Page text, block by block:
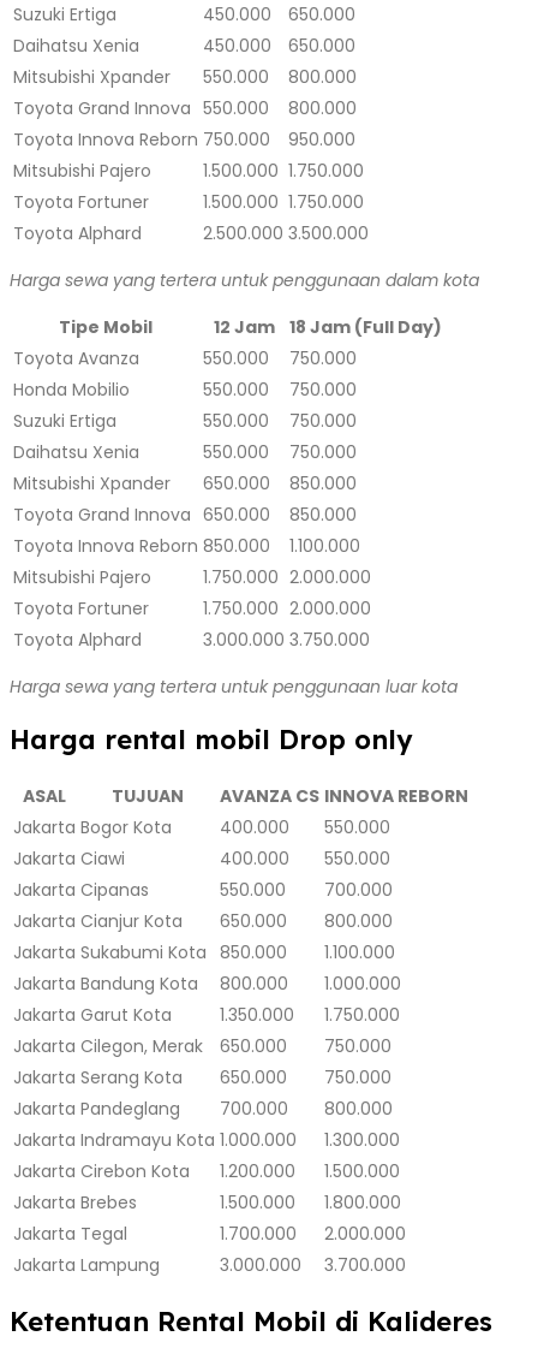
Suzuki Ertiga 450.000
650.000
Daihatsu Xenia
450.000
650.000
Mitsubishi Xpander
550.000
800.000
Toyota Grand Innova 550.000
800.000
Toyota Innova Reborn 750.000
950.000
Mitsubishi Pajero
1.500.000 1.750.000
Toyota Fortuner
1.500.000 1.750.000
Toyota Alphard
2.500.000 3.500.000
Harga sewa yang tertera untuk penggunaan dalam kota
Tipe Mobil
12 Jam
18 Jam (Full Day)
Toyota Avanza
550.000
750.000
Honda Mobilio
550.000
750.000
Suzuki Ertiga
550.000
750.000
Daihatsu Xenia
550.000
750.000
Mitsubishi Xpander
650.000
850.000
Toyota Grand Innova 650.000
850.000
Toyota Innova Reborn 850.000
1.100.000
Mitsubishi Pajero
1.750.000 2.000.000
Toyota Fortuner
1.750.000 2.000.000
Toyota Alphard
3.000.000 3.750.000
Harga sewa yang tertera untuk penggunaan luar kota
Harga rental mobil Drop only
ASAL TUJUAN AVANZA CS INNOVA REBORN
Jakarta Bogor Kota 400.000
550.000
Jakarta Ciawi 400.000
550.000
Jakarta Cipanas 550.000
700.000
Jakarta Cianjur Kota 650.000
800.000
Jakarta Sukabumi Kota 850.000
1.100.000
Jakarta Bandung Kota 800.000
1.000.000
Jakarta Garut Kota 1.350.000
1.750.000
Jakarta Cilegon, Merak 650.000
750.000
Jakarta Serang Kota 650.000
750.000
Jakarta Pandeglang 700.000
800.000
Jakarta Indramayu Kota 1.000.000
1.300.000
Jakarta Cirebon Kota 1.200.000
1.500.000
Jakarta Brebes 1.500.000
1.800.000
Jakarta Tegal 1.700.000
2.000.000
Jakarta Lampung 3.000.000 3.700.000
Ketentuan Rental Mobil di Kalideres